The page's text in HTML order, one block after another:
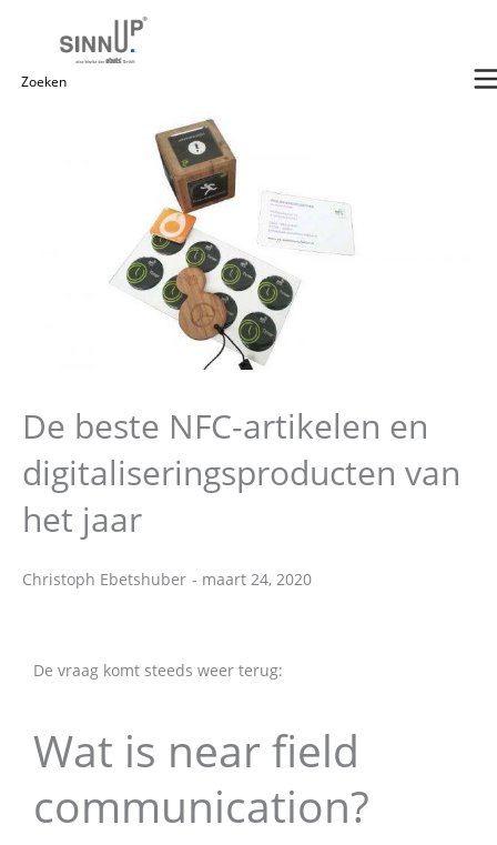
Zoeken
De beste NFC-artikelen en
digitaliseringsproducten van
het jaar
Christoph Ebetshuber - maart 24, 2020
De vraag komt steeds weer terug:
Wat is near field
communication?